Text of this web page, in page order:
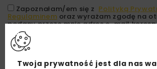
Zapoznałam/em się z Polityką
Regulaminem oraz wyrażam zgodę na
podany przeze mnie adres e-mail
handlowej w postaci newslettera.
Twoja prywatność jest dla nas